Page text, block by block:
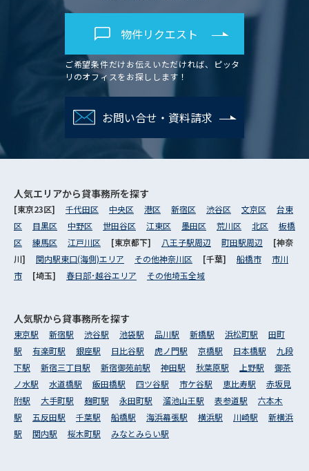
物件リクエスト
ご希望条件だけお伝えいただければ、ピッタ
リのオフィスをお探しします！
お問い合せ・資料請求
人気エリアから貸事務所を探す
[東京23区] 千代田区 中央区 港区 新宿区 渋谷区 文京区
台東
区
目黒区 中野区 世田谷区 江東区 墨田区 荒川区 北区
板橋
区
練馬区 江戸川区 [東京都下] 八王子駅周辺 町田駅周辺
[神奈
川] 関内駅東口(海側)エリア その他神奈川区 [千葉] 船橋市
市川
市
[埼玉] 春日部･越谷エリア その他埼玉全域
人気駅から貸事務所を探す
東京駅 新宿駅 渋谷駅 池袋駅 品川駅 新橋駅 浜松町駅
田町
駅
有楽町駅 銀座駅 日比谷駅 虎ノ門駅 京橋駅 日本橋駅
九段
下駅
新宿三丁目駅 新宿御苑前駅 神田駅 秋葉原駅 上野駅
御茶
ノ水駅
水道橋駅 飯田橋駅 四ツ谷駅 市ケ谷駅 恵比寿駅
赤坂見
附駅
大手町駅 麹町駅 永田町駅 溜池山王駅 表参道駅
六本木
駅
五反田駅 千葉駅 船橋駅 海浜幕張駅 横浜駅 川崎駅
新横浜
駅
関内駅 桜木町駅 みなとみらい駅